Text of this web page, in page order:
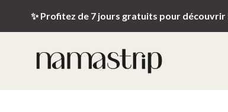
✨ Profitez de 7 jours gratuits pour